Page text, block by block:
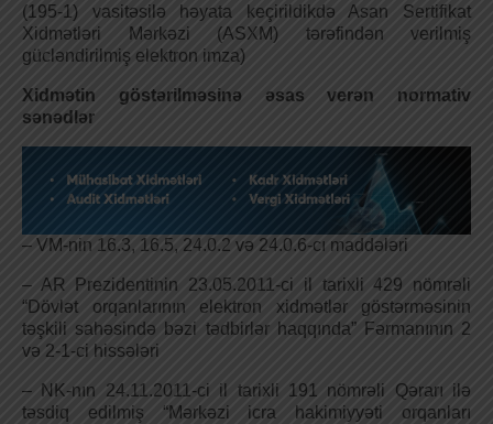
(195-1) vasitəsilə həyata keçirildikdə Asan Sertifikat
Xidmətləri Mərkəzi (ASXM) tərəfindən verilmiş
gücləndirilmiş elektron imza)
Xidmətin göstərilməsinə əsas verən normativ
sənədlər
– VM-nin 16.3, 16.5, 24.0.2 və 24.0.6-cı maddələri
– AR Prezidentinin 23.05.2011-ci il tarixli 429 nömrəli
“Dövlət orqanlarının elektron xidmətlər göstərməsinin
təşkili sahəsində bəzi tədbirlər haqqında” Fərmanının 2
və 2-1-ci hissələri
– NK-nın 24.11.2011-ci il tarixli 191 nömrəli Qərarı ilə
təsdiq edilmiş “Mərkəzi icra hakimiyyəti orqanları